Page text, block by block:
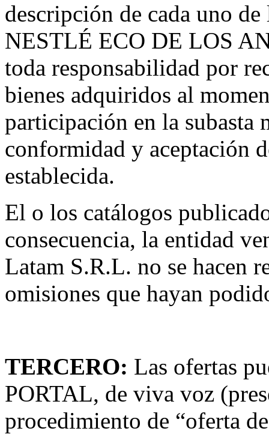
descripción de cada uno
NESTLÉ ECO DE LOS
toda responsabilidad por
bienes adquiridos al
participación en la subasta
conformidad y aceptación
establecida.
El o los catálogos
consecuencia, la entidad
Latam S.R.L. no se hacen
omisiones que hayan
TERCERO: Las ofertas
PORTAL, de viva voz
procedimiento de “oferta